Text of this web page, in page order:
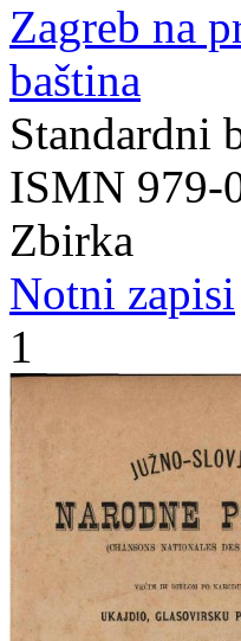
Zagreb na
baština
Standardni
ISMN 979-
Zbirka
Notni zapisi
1